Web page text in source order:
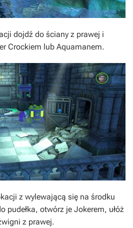
dojdź do ściany z prawej i
Crockiem lub Aquamanem.
z wylewającą się na środku
pudełka, otwórz je Jokerem, ułóż
z prawej.